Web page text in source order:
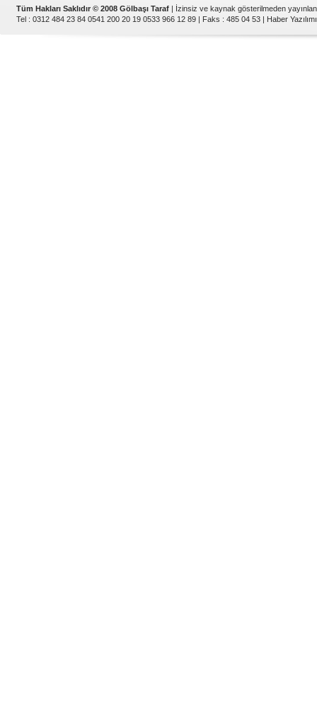
Tüm Hakları Saklıdır © 2008 Gölbaşı Taraf | İzinsiz ve kaynak gösterilmeden
Tel : 0312 484 23 84 0541 200 20 19 0533 966 12 89 | Faks : 485 04 53 | Haber Yazılımı